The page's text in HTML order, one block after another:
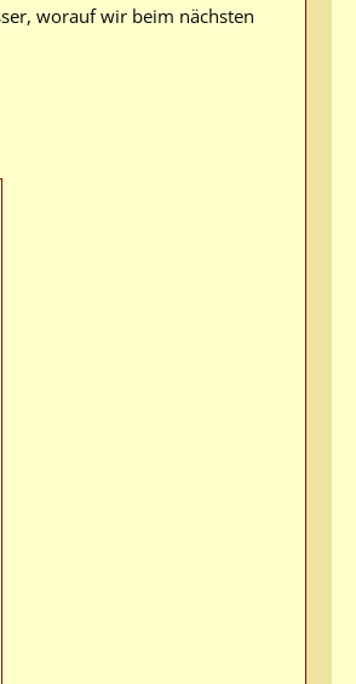
worauf wir beim nächsten